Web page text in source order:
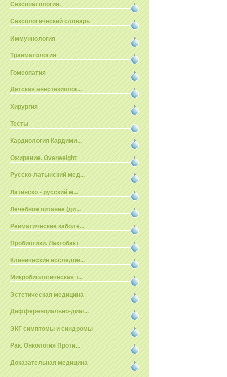
Сексопатология.
Сексологический словарь
Иммуннология
Травматология
Гомеопатия
Детская анестезиолог...
Хирургия
Тесты
Кардиология Кардими...
Ожирение. Overweight
Русско-латынский мед...
Латинско - русский м...
Лечебное питание (ди...
Ревматические заболе...
Пробиотики. Лактобакт
Клинические исследов...
Микробиологическая т...
Эстетическая медицина
Дифференциально-диаг...
ЭКГ симптомы и синдромы
Рак. Онкология Проти...
Доказательная медицина